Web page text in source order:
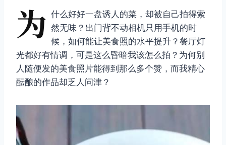
为 什么好好一盘诱人的菜，却被自己拍得索
然无味？出门背不动相机只用手机的时
候，如何能让美食照的水平提升？餐厅灯
光都好有情调，可是这么昏暗我该怎么拍？为何别
人随便发的美食照片能得到那么多个赞，而我精心
酝酿的作品却乏人问津？